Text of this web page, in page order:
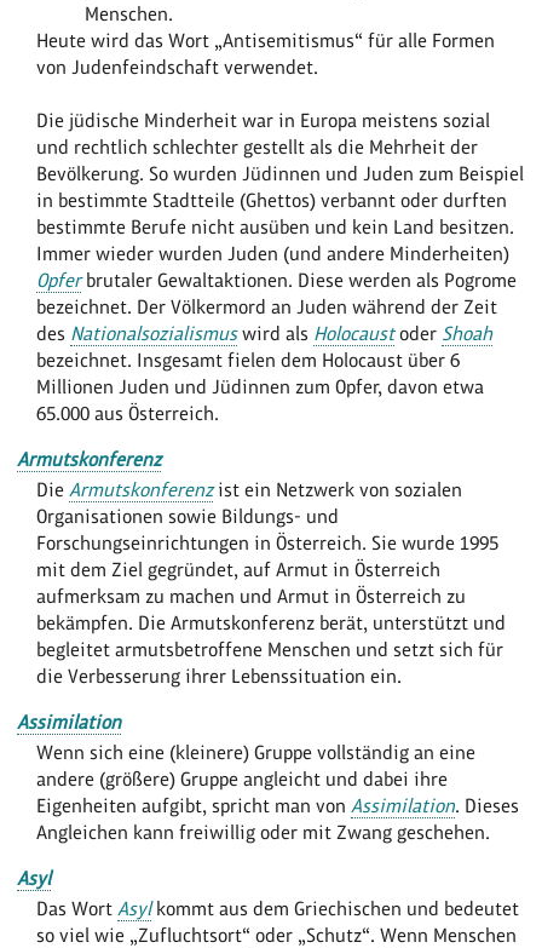
Menschen.
Heute wird das Wort „Antisemitismus“ für alle Formen
von Judenfeindschaft verwendet.
Die jüdische Minderheit war in Europa meistens sozial
und rechtlich schlechter gestellt als die Mehrheit der
Bevölkerung. So wurden Jüdinnen und Juden zum Beispiel
in bestimmte Stadtteile (Ghettos) verbannt oder durften
bestimmte Berufe nicht ausüben und kein Land besitzen.
Immer wieder wurden Juden (und andere Minderheiten)
Opferbrutaler Gewaltaktionen. Diese werden als Pogrome
bezeichnet. Der Völkermord an Juden während der Zeit
des Nationalsozialismuswird als Holocaustoder Shoah
bezeichnet. Insgesamt fielen dem Holocaust über 6
Millionen Juden und Jüdinnen zum Opfer, davon etwa
65.000 aus Österreich.
Armutskonferenz
Die Armutskonferenzist ein Netzwerk von sozialen
Organisationen sowie Bildungs- und
Forschungseinrichtungen in Österreich. Sie wurde 1995
mit dem Ziel gegründet, auf Armut in Österreich
aufmerksam zu machen und Armut in Österreich zu
bekämpfen. Die Armutskonferenz berät, unterstützt und
begleitet armutsbetroffene Menschen und setzt sich für
die Verbesserung ihrer Lebenssituation ein.
Assimilation
Wenn sich eine (kleinere) Gruppe vollständig an eine
andere (größere) Gruppe angleicht und dabei ihre
Eigenheiten aufgibt, spricht man von Assimilation. Dieses
Angleichen kann freiwillig oder mit Zwang geschehen.
Asyl
Das Wort Asylkommt aus dem Griechischen und bedeutet
so viel wie „Zufluchtsort“ oder „Schutz“. Wenn Menschen